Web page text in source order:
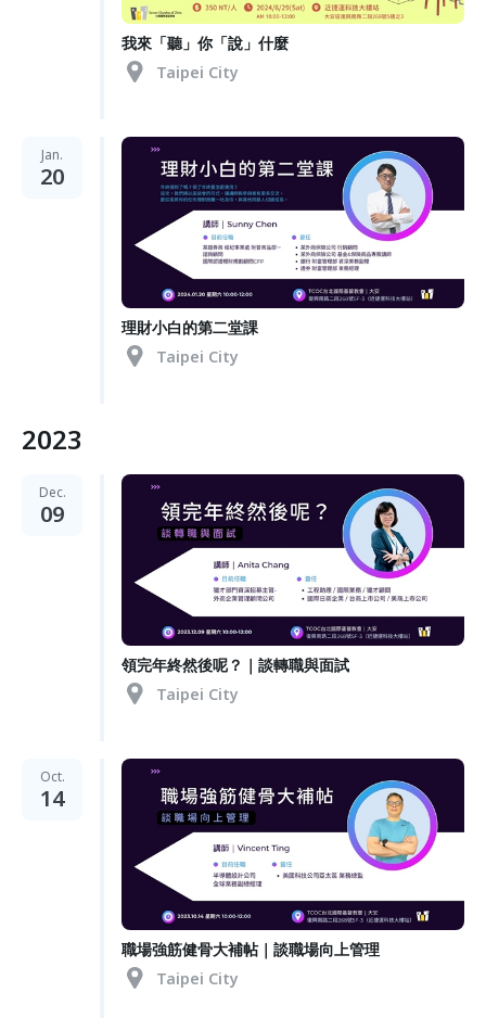
我來「聽」你「說」什麼
Taipei City
Jan.
20
理財小白的第二堂課
Taipei City
2023
Dec.
09
領完年終然後呢？｜談轉職與面試
Taipei City
Oct.
14
職場強筋健骨大補帖｜談職場向上管理
Taipei City